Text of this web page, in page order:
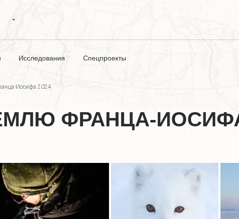
Исследования Спецпроекты
Иосифа 2024
ФРАНЦА-